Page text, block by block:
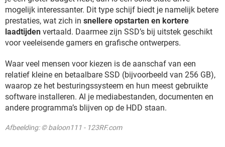
mogelijk interessanter. Dit type schijf biedt je namelijk betere
prestaties, wat zich in snellere opstarten en kortere
laadtijden vertaald. Daarmee zijn SSD’s bij uitstek geschikt
voor veeleisende gamers en grafische ontwerpers.
Waar veel mensen voor kiezen is de aanschaf van een
relatief kleine en betaalbare SSD (bijvoorbeeld van 256 GB),
waarop ze het besturingssysteem en hun meest gebruikte
software installeren. Al je mediabestanden, documenten en
andere programma’s blijven op de HDD staan.
Afbeelding: © baloon111 - 123RF.com